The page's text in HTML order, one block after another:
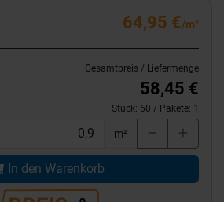
64,95 €/m²
Gesamtpreis / Liefermenge
58,45 €
Stück: 60 / Pakete: 1
m²
In den Warenkorb